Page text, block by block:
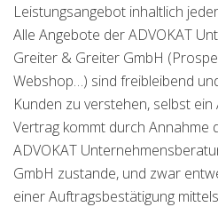
Leistungsangebot inhaltlich
Alle Angebote der ADVOKAT
Greiter & Greiter GmbH
Webshop…) sind freibleibend
Kunden zu verstehen, selbst
Vertrag kommt durch Annahme
ADVOKAT
GmbH zustande, und zwar
einer Auftragsbestätigung